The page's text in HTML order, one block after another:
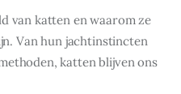
van katten en waarom ze
Van hun jachtinstincten
katten blijven ons